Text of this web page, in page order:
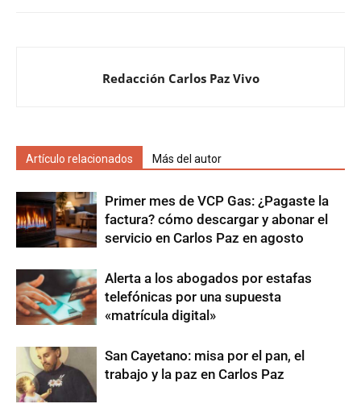
Redacción Carlos Paz Vivo
Artículo relacionados Más del autor
Primer mes de VCP Gas: ¿Pagaste la
factura? cómo descargar y abonar el
servicio en Carlos Paz en agosto
Alerta a los abogados por estafas
telefónicas por una supuesta
«matrícula digital»
San Cayetano: misa por el pan, el
trabajo y la paz en Carlos Paz